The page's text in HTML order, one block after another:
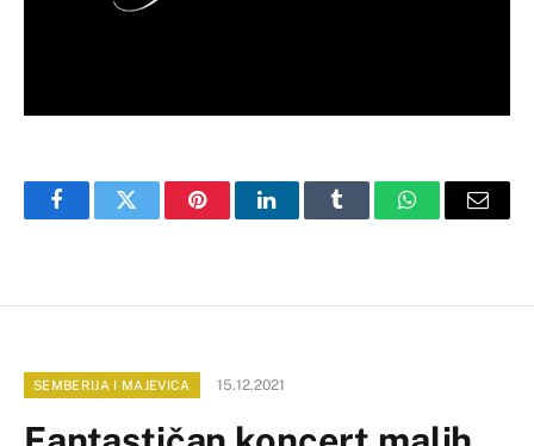
FacebookTwitter PinterestLinkedInTumblr WhatsAppEmail
SEMBERIJA I MAJEVICA 15.12.2021